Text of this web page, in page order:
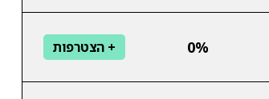
0% + הצטרפות